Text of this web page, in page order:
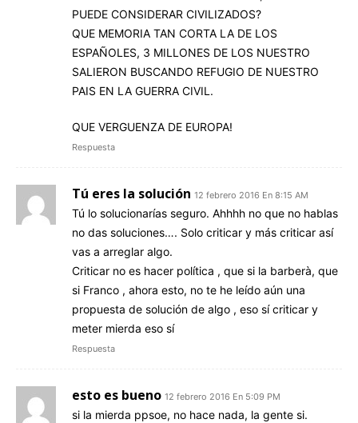
PUEDE CONSIDERAR CIVILIZADOS?
QUE MEMORIA TAN CORTA LA DE LOS
ESPAÑOLES, 3 MILLONES DE LOS NUESTRO
SALIERON BUSCANDO REFUGIO DE NUESTRO
PAIS EN LA GUERRA CIVIL.
QUE VERGUENZA DE EUROPA!
Respuesta
Tú eres la solución 12 febrero 2016 En 8:15 AM
Tú lo solucionarías seguro. Ahhhh no que no hablas
no das soluciones…. Solo criticar y más criticar así
vas a arreglar algo.
Criticar no es hacer política , que si la barberà, que
si Franco , ahora esto, no te he leído aún una
propuesta de solución de algo , eso sí criticar y
meter mierda eso sí
Respuesta
esto es bueno 12 febrero 2016 En 5:09 PM
si la mierda ppsoe, no hace nada, la gente si.